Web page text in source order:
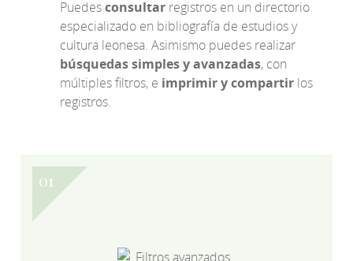
Puedesconsultar registros en un directorio
especializado en bibliografía de estudios y
cultura leonesa. Asimismo puedes realizar
búsquedas simples y avanzadas, con
múltiples filtros, e imprimir y compartir los
registros.